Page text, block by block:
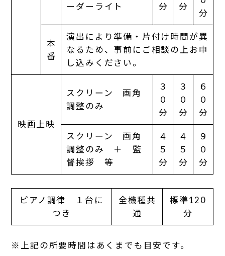
ーダーライト
分
分
分
本
番
演出により準備・片付け時間が異
なるため、事前にご相談の上お申
し込みください。
映画上映
スクリーン 画角
調整のみ
３
０
分
３
０
分
６
０
分
スクリーン 画角
調整のみ ＋ 監
督挨拶 等
４
５
分
４
５
分
９
０
分
ピアノ調律 １台に
つき
全機種共
通
標準120
分
※上記の所要時間はあくまでも目安です。